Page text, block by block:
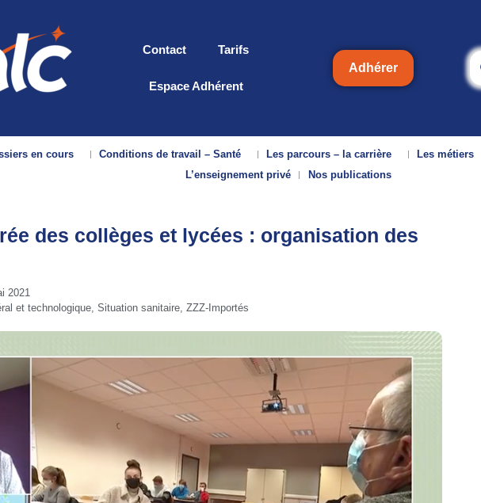
Contact Tarifs
Espace Adhérent
Adhérer
en cours Conditions de travail – Santé Les parcours – la carrière Les métiers
L’enseignement privé
Nos publications
des collèges et lycées : organisation des
2021
et technologique, Situation sanitaire, ZZZ-Importés